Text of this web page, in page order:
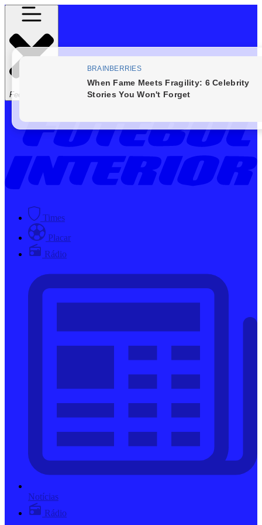
Fechar Menu
Times
Placar
Rádio
Notícias
Rádio